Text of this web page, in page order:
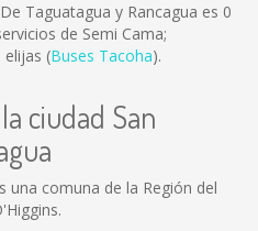
Taguatagua y Rancagua es 0
de Semi Cama;
elijas (Buses Tacoha).
ciudad San
una comuna de la Región del